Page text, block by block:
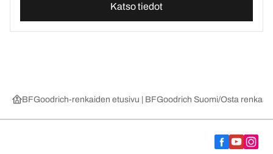
Katso tiedot
BFGoodrich-renkaiden etusivu | BFGoodrich Suomi Osta renkaat